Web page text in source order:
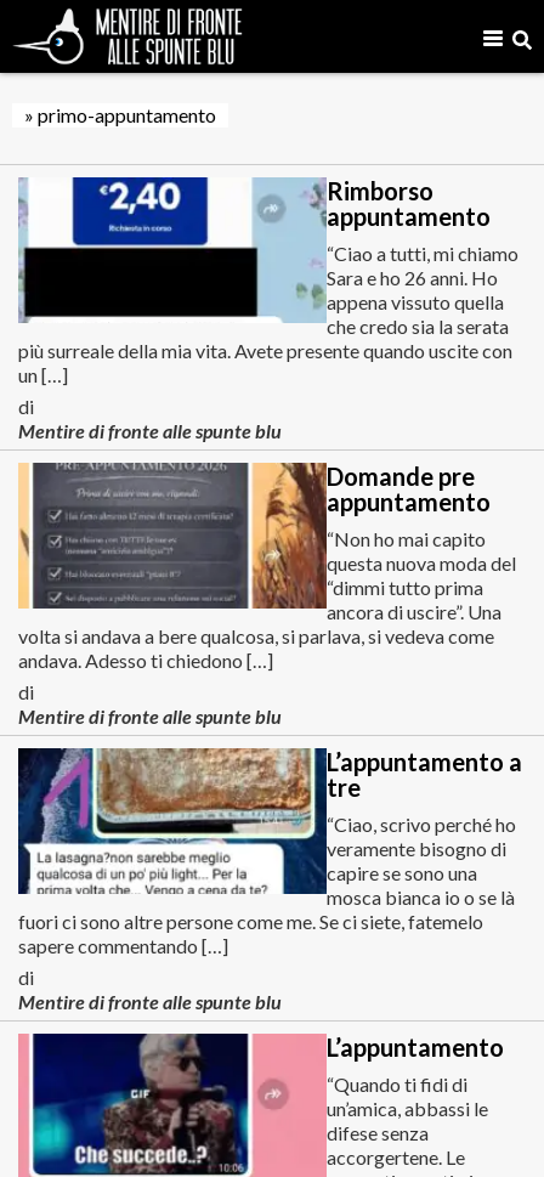
» primo-appuntamento
Rimborso
appuntamento
“Ciao a tutti, mi chiamo
Sara e ho 26 anni. Ho
appena vissuto quella
che credo sia la serata
più surreale della mia vita. Avete presente quando uscite con
un […]
di
Mentire di fronte alle spunte blu
Domande pre
appuntamento
“Non ho mai capito
questa nuova moda del
“dimmi tutto prima
ancora di uscire”. Una
volta si andava a bere qualcosa, si parlava, si vedeva come
andava. Adesso ti chiedono […]
di
Mentire di fronte alle spunte blu
L’appuntamento a
tre
“Ciao, scrivo perché ho
veramente bisogno di
capire se sono una
mosca bianca io o se là
fuori ci sono altre persone come me. Se ci siete, fatemelo
sapere commentando […]
di
Mentire di fronte alle spunte blu
L’appuntamento
“Quando ti fidi di
un’amica, abbassi le
difese senza
accorgertene. Le